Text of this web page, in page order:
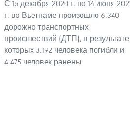
С 15 декабря 2020 г. по 14 июня
г. во Вьетнаме произошло 6.340
дорожно-транспортных
происшествий (ДТП), в результате
которых 3.192 человека погибли и
4.475 человек ранены.